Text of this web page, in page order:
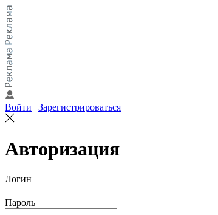
Войти | Зарегистрироваться
Авторизация
Логин
Пароль